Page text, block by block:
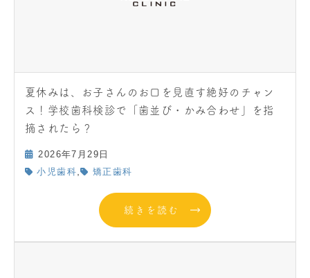
夏休みは、お子さんのお口を見直す絶好のチャン
ス！学校歯科検診で「歯並び・かみ合わせ」を指
摘されたら？
2026年7月29日
小児歯科 , 矯正歯科
続きを読む